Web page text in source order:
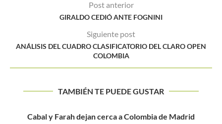
Post anterior
GIRALDO CEDIÓ ANTE FOGNINI
Siguiente post
ANÁLISIS DEL CUADRO CLASIFICATORIO DEL CLARO OPEN
COLOMBIA
TAMBIÉN TE PUEDE GUSTAR